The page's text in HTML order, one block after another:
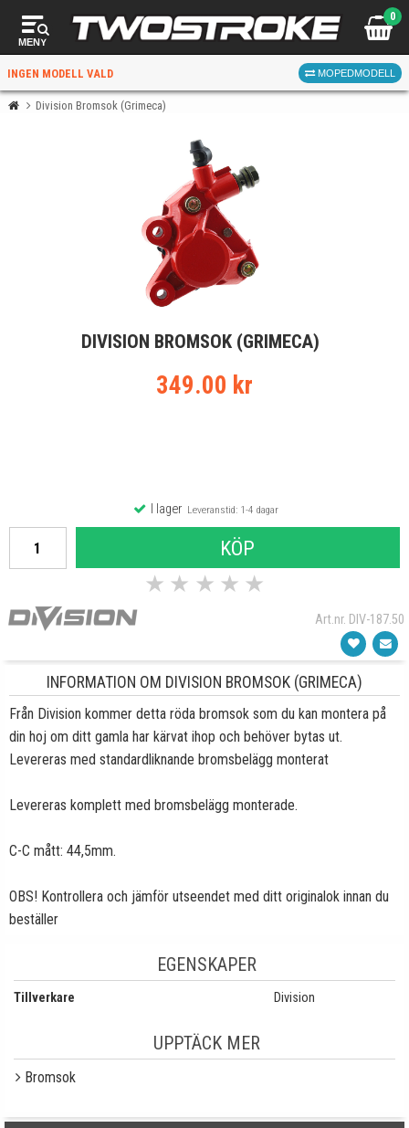
MENY
0
INGEN MODELL VALD MOPEDMODELL
FÖR RÄTT DELAR
När du valt kommer butiken visa delar för vald moped
Division Bromsok (Grimeca)
DIVISION BROMSOK (GRIMECA)
349.00 kr
I lagerLeveranstid: 1-4 dagar
KÖP
★ ★ ★ ★ ★
Art.nr. DIV-187.50
INFORMATION OM DIVISION BROMSOK (GRIMECA)
Från Division kommer detta röda bromsok som du kan montera på
din hoj om ditt gamla har kärvat ihop och behöver bytas ut.
Levereras med standardliknande bromsbelägg monterat
Levereras komplett med bromsbelägg monterade.
C-C mått: 44,5mm.
OBS! Kontrollera och jämför utseendet med ditt originalok innan du
beställer
EGENSKAPER
Tillverkare Division
UPPTÄCK MER
Bromsok